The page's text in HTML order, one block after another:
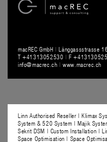
macREC GmbH | Länggassstrasse
T +41313052530 | F
info@macrec.ch | www.macrec.ch
Linn Authorised Reseller | Klimax
System & 520 System | Majik
Sekrit DSM | Custom Installation |
Space Optimisation | Space